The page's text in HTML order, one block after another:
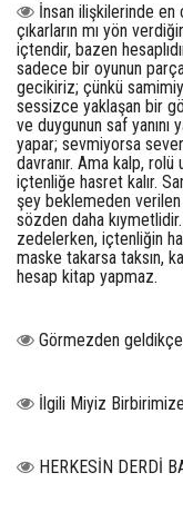
İnsan ilişkilerinde en
çıkarların mı yön
içtendir, bazen
sadece bir oyunun
gecikiriz; çünkü
sessizce yaklaşan bir
ve duygunun saf yanını
yapar; sevmiyorsa
davranır. Ama kalp,
içtenliğe hasret kalır.
şey beklemeden
sözden daha kıymetlidir.
zedelerken, içtenliğin
maske takarsa taksın,
hesap kitap yapmaz.
Görmezden
İlgili Miyiz
HERKESİN DERDİ